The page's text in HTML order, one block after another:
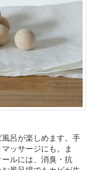
呂が楽しめます。手
ッサージにも。ま
ルには、消臭・抗